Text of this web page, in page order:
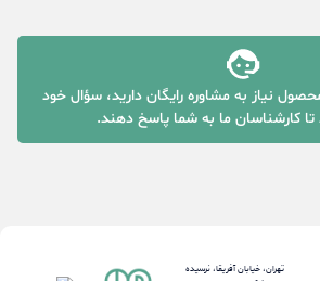
نیاز به مشاوره رایگان دارید، سؤال خود
تا کارشناسان ما به شما پاسخ دهند.
تهران، خیابان آفریقا، نرسیده